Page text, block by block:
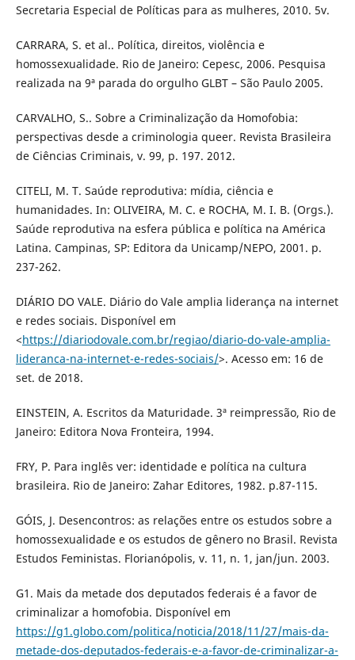
Secretaria Especial de Políticas para as mulheres, 2010. 5v.
CARRARA, S. et al.. Política, direitos, violência e
homossexualidade. Rio de Janeiro: Cepesc, 2006. Pesquisa
realizada na 9ª parada do orgulho GLBT – São Paulo 2005.
CARVALHO, S.. Sobre a Criminalização da Homofobia:
perspectivas desde a criminologia queer. Revista Brasileira
de Ciências Criminais, v. 99, p. 197. 2012.
CITELI, M. T. Saúde reprodutiva: mídia, ciência e
humanidades. In: OLIVEIRA, M. C. e ROCHA, M. I. B. (Orgs.).
Saúde reprodutiva na esfera pública e política na América
Latina. Campinas, SP: Editora da Unicamp/NEPO, 2001. p.
237-262.
DIÁRIO DO VALE. Diário do Vale amplia liderança na internet
e redes sociais. Disponível em
<https://diariodovale.com.br/regiao/diario-do-vale-amplia-
lideranca-na-internet-e-redes-sociais/>. Acesso em: 16 de
set. de 2018.
EINSTEIN, A. Escritos da Maturidade. 3ª reimpressão, Rio de
Janeiro: Editora Nova Fronteira, 1994.
FRY, P. Para inglês ver: identidade e política na cultura
brasileira. Rio de Janeiro: Zahar Editores, 1982. p.87-115.
GÓIS, J. Desencontros: as relações entre os estudos sobre a
homossexualidade e os estudos de gênero no Brasil. Revista
Estudos Feministas. Florianópolis, v. 11, n. 1, jan/jun. 2003.
G1. Mais da metade dos deputados federais é a favor de
criminalizar a homofobia. Disponível em
https://g1.globo.com/politica/noticia/2018/11/27/mais-da-
metade-dos-deputados-federais-e-a-favor-de-criminalizar-a-